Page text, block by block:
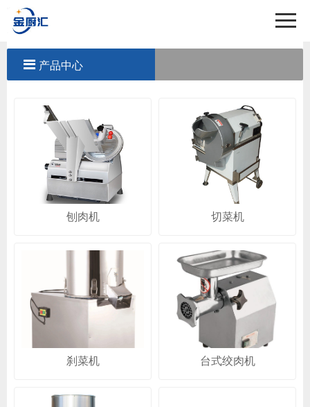
关于我们
产品中心
产品中心
刨肉机 切菜机
刹菜机 台式绞肉机